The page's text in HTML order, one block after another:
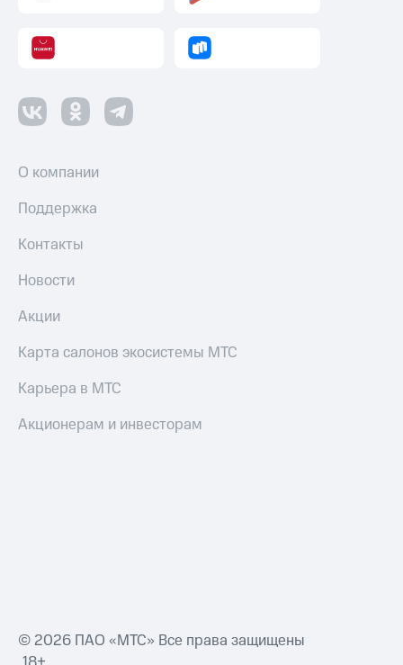
О компании
Поддержка
Контакты
Новости
Акции
Карта салонов экосистемы МТС
Карьера в МТС
Акционерам и инвесторам
© 2026 ПАО «МТС» Все права защищены